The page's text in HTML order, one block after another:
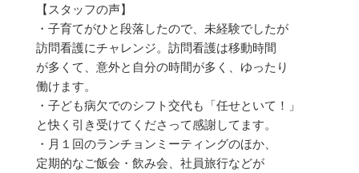
【スタッフの声】
・子育てがひと段落したので、未経験でしたが
訪問看護にチャレンジ。訪問看護は移動時間
が多くて、意外と自分の時間が多く、ゆったり
働けます。
・子ども病欠でのシフト交代も「任せといて！」
と快く引き受けてくださって感謝してます。
・月１回のランチョンミーティングのほか、
定期的なご飯会・飲み会、社員旅行などが